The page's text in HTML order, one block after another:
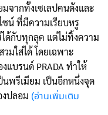
จากทั้งเซเลปคนดังและ
น์ ที่มีความเรียบหรู
ด้กับทุกลุค แต่ไม่ทิ้งความ
มใส่ได้ โดยเฉพาะ
บรนด์ PRADA ทำให้
พรีเมียม เป็นอีกหนึ่งจุด
งปลอม (อ่านเพิ่มเติม